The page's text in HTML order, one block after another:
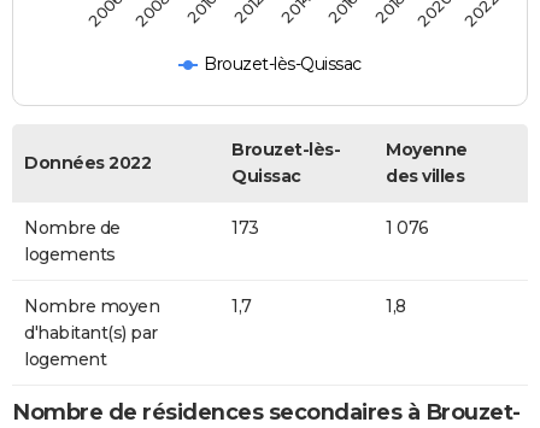
Brouzet-lès-Quissac
2006 2008 2020 2022
Données 2022
Brouzet-lès-
Quissac
Moyenne
des villes
Nombre de
logements
173 1 076
Nombre moyen
d'habitant(s) par
logement
1,7 1,8
Nombre de résidences secondaires à Brouzet-